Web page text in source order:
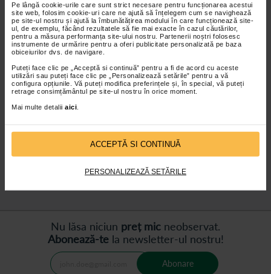
Pe lângă cookie-urile care sunt strict necesare pentru funcționarea acestui
site web, folosim cookie-uri care ne ajută să înțelegem cum se navighează
pe site-ul nostru și ajută la îmbunătățirea modului în care funcționează site-
ul, de exemplu, făcând rezultatele să fie mai exacte în cazul căutărilor,
pentru a măsura performanța site-ului nostru. Partenerii noștri folosesc
instrumente de urmărire pentru a oferi publicitate personalizată pe baza
obiceiurilor dvs. de navigare.
Puteți face clic pe „Acceptă si continuă” pentru a fi de acord cu aceste
utilizări sau puteți face clic pe „Personalizează setările” pentru a vă
configura opțiunile. Vă puteți modifica preferințele și, în special, vă puteți
retrage consimțământul pe site-ul nostru în orice moment.
Mai multe detalii aici
ACCEPTĂ SI CONTINUĂ
PERSONALIZEAZĂ SETĂRILE
Bara metalica de sprijin pentru
baie, JL7948
accesorii baie
Nu lăsa niciun preț mic neobservat.
Abonează-tela newsletter-ul nostru!
Abonare